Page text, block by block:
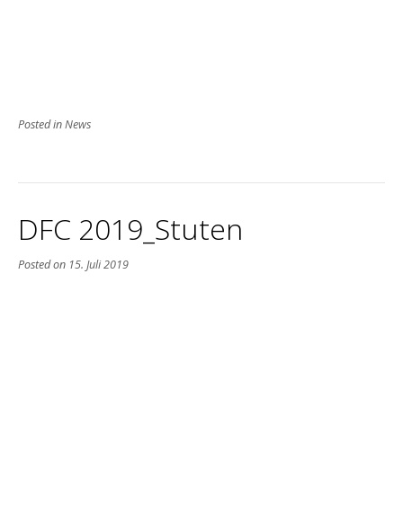
Posted inNews
DFC 2019_Stuten
Posted on 15. Juli 2019